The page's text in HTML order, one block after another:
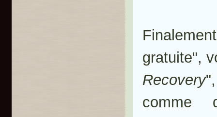
gratuite",
Recovery